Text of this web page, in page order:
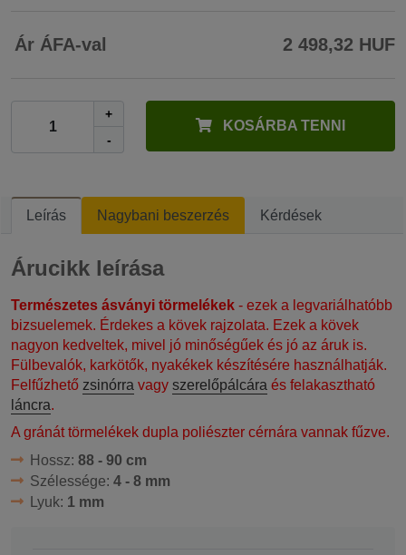
Ár ÁFA-val 2 498,32 HUF
+
-
KOSÁRBA TENNI
Leírás Nagybani beszerzés Kérdések
Árucikk leírása
Természetes ásványi törmelékek - ezek a legvariálhatóbb
bizsuelemek. Érdekes a kövek rajzolata. Ezek a kövek
nagyon kedveltek, mivel jó minőségűek és jó az áruk is.
Fülbevalók, karkötők, nyakékek készítésére használhatják.
Felfűzhető zsinórra vagy szerelőpálcára és felakasztható
láncra.
A gránát törmelékek dupla poliészter cérnára vannak fűzve.
Hossz: 88 - 90 cm
Szélessége: 4 - 8 mm
Lyuk: 1 mm